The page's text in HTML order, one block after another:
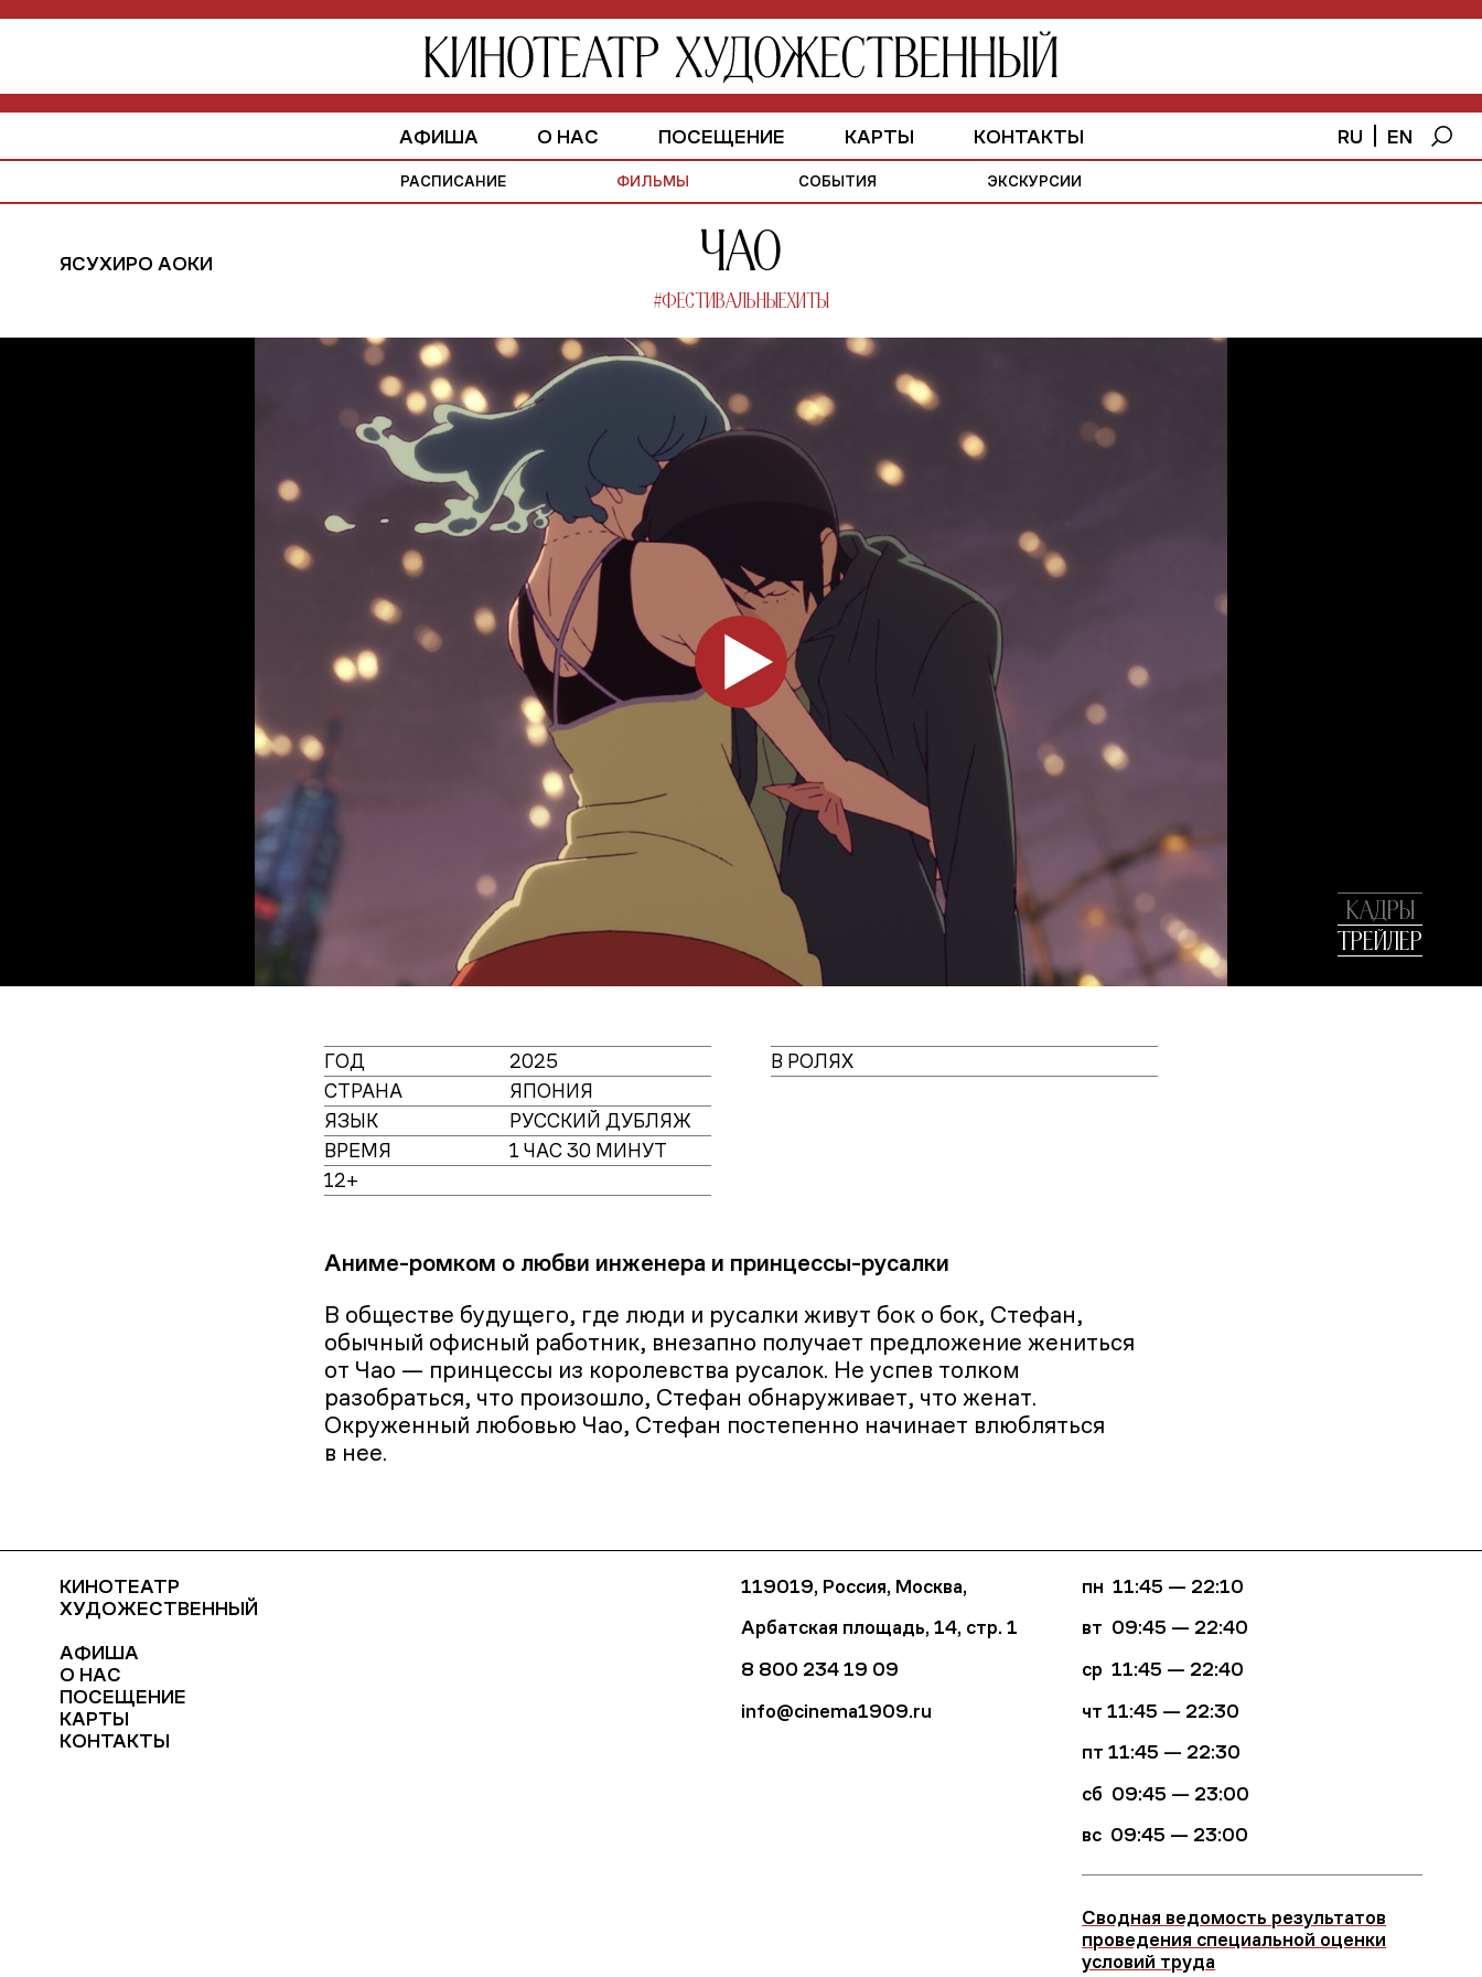
АФИША
РАСПИСАНИЕ ФИЛЬМЫ СОБЫТИЯ ЭКСКУРСИИ
О НАС
ЗАЛЫ ИСТОРИЯ ПАРТНЕРАМ
ПОСЕЩЕНИЕ КАРТЫ КОНТАКТЫ RU EN
ЯСУХИРО АОКИ Чао
#ФЕСТИВАЛЬНЫЕХИТЫ
КАДРЫ
ТРЕЙЛЕР
ГОД
2025
СТРАНА
ЯПОНИЯ
ЯЗЫК
РУССКИЙ ДУБЛЯЖ
ВРЕМЯ
1 ЧАС 30 МИНУТ
12+
В РОЛЯХ
Аниме-ромком о любви инженера и принцессы-русалки
В обществе будущего, где люди и русалки живут бок о бок, Стефан,
обычный офисный работник, внезапно получает предложение жениться
от Чао — принцессы из королевства русалок. Не успев толком
разобраться, что произошло, Стефан обнаруживает, что женат.
Окруженный любовью Чао, Стефан постепенно начинает влюбляться
в нее.
КИНОТЕАТР
ХУДОЖЕСТВЕННЫЙ
АФИША
О НАС
ПОСЕЩЕНИЕ
КАРТЫ
КОНТАКТЫ
119019, Россия, Москва,
Арбатская площадь, 14, стр. 1
8 800 234 19 09
info@cinema1909.ru
пн 11:45 — 22:10
вт 09:45 — 22:40
ср11:45 — 22:40
чт11:45 — 22:30
пт11:45 — 22:30
сб 09:45 — 23:00
вс 09:45 — 23:00
Сводная ведомость результатов
проведения специальной оценки
условий труда